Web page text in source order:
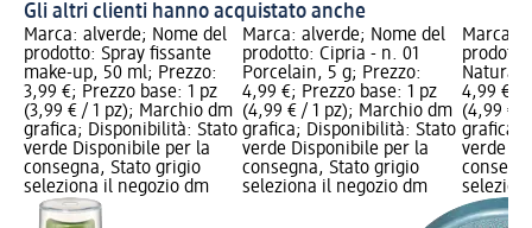
Gli altri clienti hanno acquistato anche
Marca: alverde; Nome del
prodotto: Spray fissante
make-up, 50 ml; Prezzo:
3,99 €; Prezzo base: 1 pz
(3,99 € / 1 pz); Marchio dm
grafica; Disponibilità: Stato
verde Disponibile per la
consegna, Stato grigio
seleziona il negozio dm
Marca: alverde; Nome del
prodotto: Cipria - n. 01
Porcelain, 5 g; Prezzo:
4,99 €; Prezzo base: 1 pz
(4,99 € / 1 pz); Marchio dm
grafica; Disponibilità: Stato
verde Disponibile per la
consegna, Stato grigio
seleziona il negozio dm
Marca:
Natural,
4,99 €;
(4,99 € /
grafica;
verde